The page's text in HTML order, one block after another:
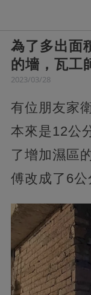
為了多出面
的墻，瓦工
2023/03/28
有位朋友家
本來是12公
了增加濕區
傅改成了6公